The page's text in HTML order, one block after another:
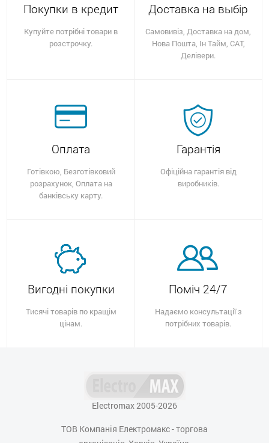
Покупки в кредит
Купуйте потрібні товари в
розстрочку.
Доставка на выбір
Самовивіз, Доставка на дом,
Нова Пошта, Ін Тайм, САТ,
Делівери.
Оплата
Готівкою, Безготівковий
розрахунок, Оплата на
банківську карту.
Гарантія
Офіційна гарантія від
виробників.
Вигодні покупки
Тисячі товарів по кращім
цінам.
Поміч 24/7
Надаємо консультації з
потрібних товарів.
Electromax 2005-2026
ТОВ Компанія Електромакс - торгова